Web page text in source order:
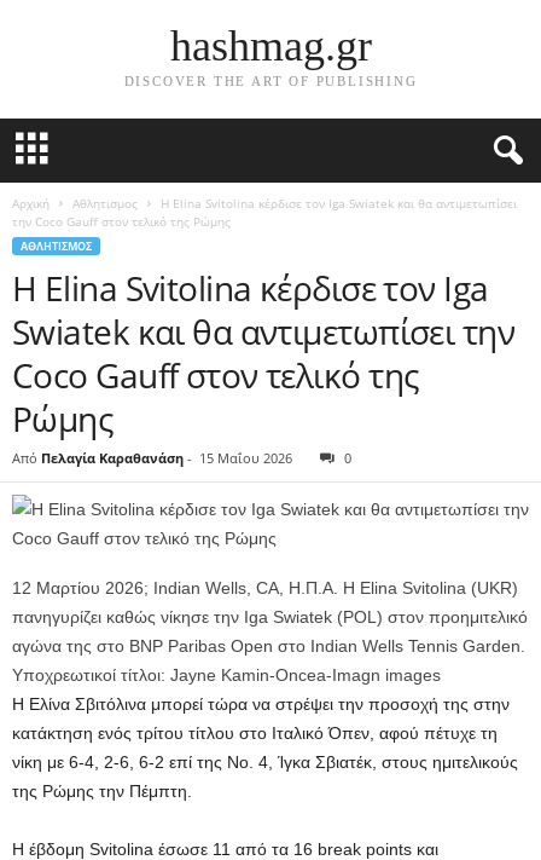
hashmag.gr
DISCOVER THE ART OF PUBLISHING
Αρχική Αθλητισμος
Η Elina Svitolina κέρδισε τον Iga Swiatek και θα αντιμετωπίσει
την Coco Gauff στον τελικό της Ρώμης
ΑΘΛΗΤΙΣΜΟΣ
Η Elina Svitolina κέρδισε τον Iga
Swiatek και θα αντιμετωπίσει την
Coco Gauff στον τελικό της
Ρώμης
Από Πελαγία Καραθανάση - 15 Μαΐου 2026 0
12 Μαρτίου 2026; Indian Wells, CA, Η.Π.Α. Η Elina Svitolina (UKR)
πανηγυρίζει καθώς νίκησε την Iga Swiatek (POL) στον προημιτελικό
αγώνα της στο BNP Paribas Open στο Indian Wells Tennis Garden.
Υποχρεωτικοί τίτλοι: Jayne Kamin-Oncea-Imagn images
Η Ελίνα Σβιτόλινα μπορεί τώρα να στρέψει την προσοχή της στην
κατάκτηση ενός τρίτου τίτλου στο Ιταλικό Όπεν, αφού πέτυχε τη
νίκη με 6-4, 2-6, 6-2 επί της Νο. 4, Ίγκα Σβιατέκ, στους ημιτελικούς
της Ρώμης την Πέμπτη.
Η έβδομη Svitolina έσωσε 11 από τα 16 break points και